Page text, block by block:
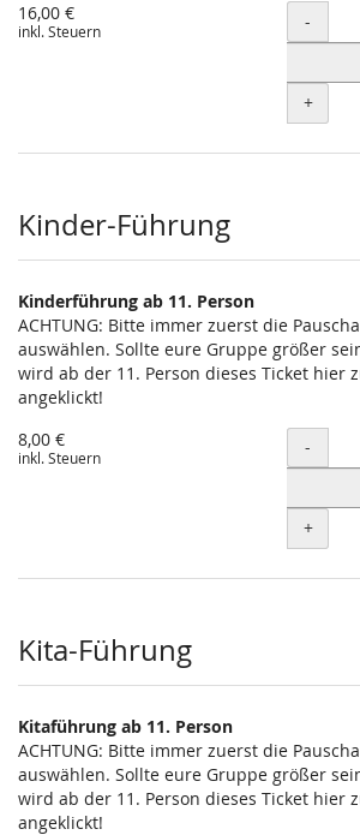
16,00 €
inkl. Steuern Menge
-
+
Kinder-Führung
Kinderführung ab 11. Person
ACHTUNG: Bitte immer zuerst die
auswählen. Sollte eure Gruppe größer
wird ab der 11. Person dieses Ticket hier
angeklickt!
8,00 €
inkl. Steuern Menge
-
+
Kita-Führung
Kitaführung ab 11. Person
ACHTUNG: Bitte immer zuerst die
auswählen. Sollte eure Gruppe größer
wird ab der 11. Person dieses Ticket hier
angeklickt!